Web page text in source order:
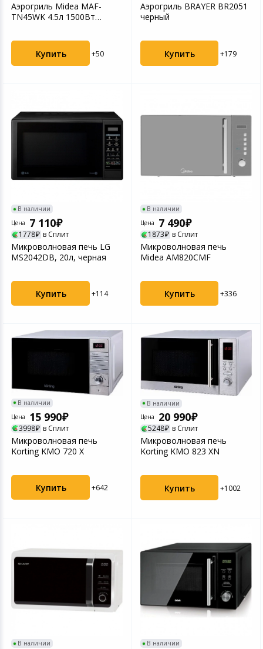
Аэрогриль Midea MAF-
TN45WK 4.5л 1500Вт
Купить +50
Аэрогриль BRAYER BR2051
черный
Купить +179
В наличии
Цена
7 110
1778 в Сплит
Микроволновая печь LG
MS2042DB, 20л, черная
Купить +114
В наличии
Цена
7 490
1873 в Сплит
Микроволновая печь
Midea AM820CMF
Купить +336
В наличии
Цена
15 990
3998 в Сплит
Микроволновая печь
Korting KMO 720 X
Купить +642
В наличии
Цена
20 990
5248 в Сплит
Микроволновая печь
Korting KMO 823 XN
Купить +1002
В наличии В наличии